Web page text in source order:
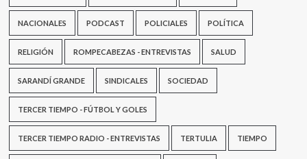
NACIONALES PODCAST POLICIALES POLÍTICA
RELIGIÓN ROMPECABEZAS - ENTREVISTAS SALUD
SARANDÍ GRANDE SINDICALES SOCIEDAD
TERCER TIEMPO - FÚTBOL Y GOLES
TERCER TIEMPO RADIO - ENTREVISTAS TERTULIA TIEMPO